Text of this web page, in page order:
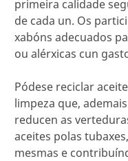
primeira calidade
de cada un. Os
xabóns adecuados
ou alérxicas cun
Pódese reciclar
limpeza que,
reducen as
aceites polas
mesmas e